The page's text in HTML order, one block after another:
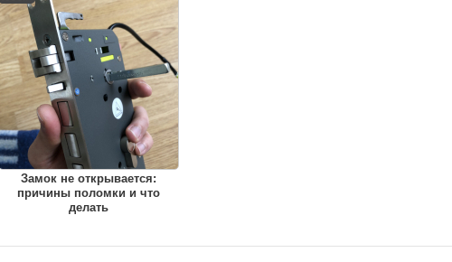
Замок не открывается:
причины поломки и что
делать